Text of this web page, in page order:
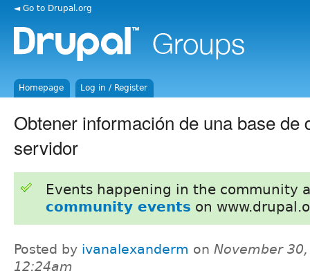
◄ Go to Drupal.org
Homepage Log in / Register
Obtener información de una base de
servidor
Events happening in the community
community events on
Posted by ivanalexanderm on November
12:24am